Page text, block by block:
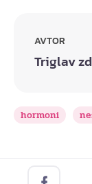
AVTOR
Triglav
hormoni